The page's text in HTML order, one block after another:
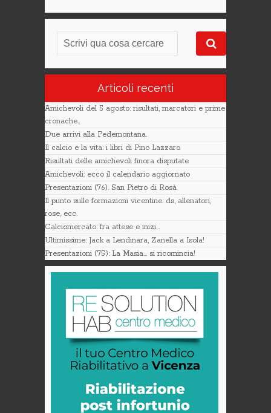
Articoli recenti
Amichevoli del 5 agosto: risultati, marcatori e prime
cronache..
Due arrivi alla Pedemontana.
Il calcio e la vita: i libri di Pino Lazzaro
Risultati delle amichevoli finora disputate
Amichevoli: ecco il calendario aggiornato
Presentazioni (76). San Pietro di Rosà
Il punto sulle formazioni vicentine: ds, allenatori,
rose, ecc.
Calciomercato: fra attese e inizi…
Ultimissime: Jack a Lendinara, Zanella a Isola!
Presentazioni (75): La Masia… si ricomincia!